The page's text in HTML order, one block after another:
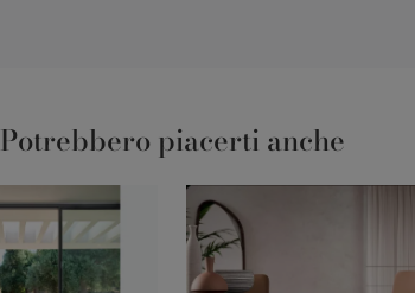
Potrebbero piacerti anche